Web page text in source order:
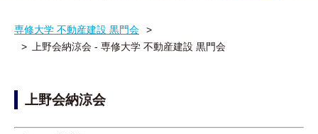
専修大学 不動産建設 黒門会
上野会納涼会 - 専修大学 不動産建設 黒門会
上野会納涼会